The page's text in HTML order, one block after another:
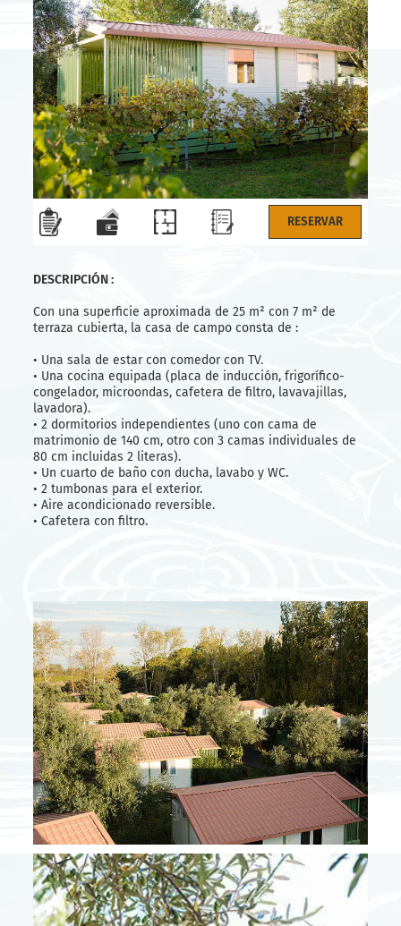
DESCRIPCIÓN :
Con una superficie aproximada de 25 m² con 7 m² de
terraza cubierta, la casa de campo consta de :
• Una sala de estar con comedor con TV.
• Una cocina equipada (placa de inducción, frigorífico-
congelador, microondas, cafetera de filtro, lavavajillas,
lavadora).
• 2 dormitorios independientes (uno con cama de
matrimonio de 140 cm, otro con 3 camas individuales de
80 cm incluidas 2 literas).
• Un cuarto de baño con ducha, lavabo y WC.
• 2 tumbonas para el exterior.
• Aire acondicionado reversible.
• Cafetera con filtro.
Temporada baja y media
De 05/04 a 09/05 519 €
De 10/05 a 06/06 478 €
De 07/06 a 27/06 661 €
De 28/06 a 04/07 784 €
De 30/08 a 19/09 672 €
Temporada alta + septiembre